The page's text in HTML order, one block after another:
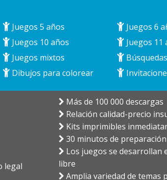
Juegos 5 años Juegos 6
Juegos 10 años Juegos 11
Juegos mixtos
Dibujos para colorear
legal
Más de 100 000 descargas
Relación calidad-precio
Kits imprimibles
30 minutos de preparación
Los juegos se desarrollan
libre
Amplia variedad de temas